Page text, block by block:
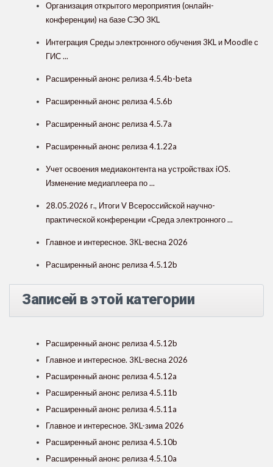
Организация открытого мероприятия (онлайн-
конференции) на базе СЭО 3KL
Интеграция Cреды электронного обучения 3KL и Moodle с
ГИС ...
Расширенный анонс релиза 4.5.4b-beta
Расширенный анонс релиза 4.5.6b
Расширенный анонс релиза 4.5.7a
Расширенный анонс релиза 4.1.22a
Учет освоения медиаконтента на устройствах iOS.
Изменение медиаплеера по ...
28.05.2026 г., Итоги V Всероссийской научно-
практической конференции «Среда электронного ...
Главное и интересное. 3КL-весна 2026
Расширенный анонс релиза 4.5.12b
Записей в этой категории
Расширенный анонс релиза 4.5.12b
Главное и интересное. 3КL-весна 2026
Расширенный анонс релиза 4.5.12a
Расширенный анонс релиза 4.5.11b
Расширенный анонс релиза 4.5.11a
Главное и интересное. 3КL-зима 2026
Расширенный анонс релиза 4.5.10b
Расширенный анонс релиза 4.5.10a